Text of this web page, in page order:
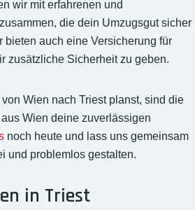
wir mit erfahrenen und
die dein Umzugsgut sicher
bieten auch eine Versicherung für
zusätzliche Sicherheit zu geben.
Wien nach Triest planst, sind die
Wien deine zuverlässigen
noch heute und lass uns gemeinsam
und problemlos gestalten.
in Triest